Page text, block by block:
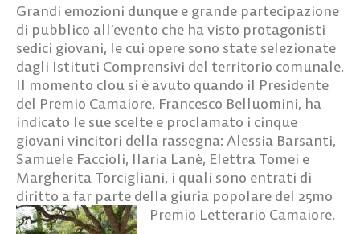
Grandi emozioni dunque e grande partecipazione
di pubblico all’evento che ha visto protagonisti
sedici giovani, le cui opere sono state selezionate
dagli Istituti Comprensivi del territorio comunale.
Il momento clou si è avuto quando il Presidente
del Premio Camaiore, Francesco Belluomini, ha
indicato le sue scelte e proclamato i cinque
giovani vincitori della rassegna: Alessia Barsanti,
Samuele Faccioli, Ilaria Lanè, Elettra Tomei e
Margherita Torcigliani, i quali sono entrati di
diritto a far parte della giuria popolare del 25mo
Premio Letterario Camaiore.